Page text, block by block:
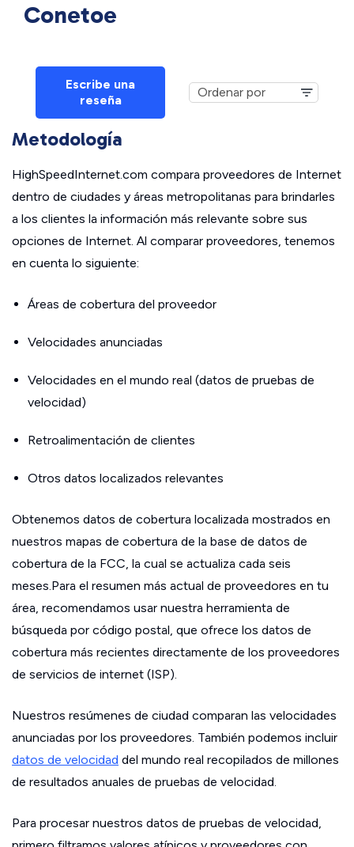
Conetoe
Escribe una
reseña
Metodología
HighSpeedInternet.com compara proveedores de Internet
dentro de ciudades y áreas metropolitanas para brindarles
a los clientes la información más relevante sobre sus
opciones de Internet. Al comparar proveedores, tenemos
en cuenta lo siguiente:
Áreas de cobertura del proveedor
Velocidades anunciadas
Velocidades en el mundo real (datos de pruebas de
velocidad)
Retroalimentación de clientes
Otros datos localizados relevantes
Obtenemos datos de cobertura localizada mostrados en
nuestros mapas de cobertura de la base de datos de
cobertura de la FCC, la cual se actualiza cada seis
meses.Para el resumen más actual de proveedores en tu
área, recomendamos usar nuestra herramienta de
búsqueda por código postal, que ofrece los datos de
cobertura más recientes directamente de los proveedores
de servicios de internet (ISP).
Nuestros resúmenes de ciudad comparan las velocidades
anunciadas por los proveedores. También podemos incluir
datos de velocidad del mundo real recopilados de millones
de resultados anuales de pruebas de velocidad.
Para procesar nuestros datos de pruebas de velocidad,